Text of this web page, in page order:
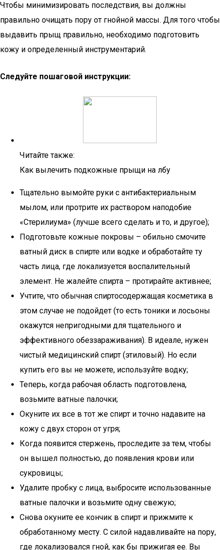
Чтобы минимизировать последствия, вы должны
правильно очищать пору от гнойной массы. Для того чтобы
выдавить прыщ правильно, необходимо подготовить
кожу и определенный инструментарий.
Следуйте пошаговой инструкции:
Читайте также:
Как вылечить подкожные прыщи на лбу
Тщательно вымойте руки с антибактериальным
мылом, или протрите их раствором наподобие
«Стерилиума» (лучше всего сделать и то, и другое);
Подготовьте кожные покровы – обильно смочите
ватный диск в спирте или водке и обработайте ту
часть лица, где локализуется воспалительный
элемент. Не жалейте спирта – протирайте активнее;
Учтите, что обычная спиртосодержащая косметика в
этом случае не подойдет (то есть тоники и лосьоны
окажутся непригодными для тщательного и
эффективного обеззараживания). В идеале, нужен
чистый медицинский спирт (этиловый). Но если
купить его вы не можете, используйте водку;
Теперь, когда рабочая область подготовлена,
возьмите ватные палочки;
Окуните их все в тот же спирт и точно надавите на
кожу с двух сторон от угря;
Когда появится стержень, проследите за тем, чтобы
он вышел полностью, до появления крови или
сукровицы;
Удалите пробку с лица, выбросите использованные
ватные палочки и возьмите одну свежую;
Снова окуните ее кончик в спирт и прижмите к
обработанному месту. С силой надавливайте на пору,
где локализовался гной, как бы прижигая ее. Вы